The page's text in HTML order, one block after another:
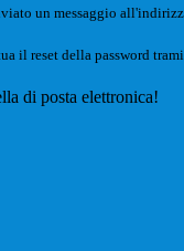
un messaggio
il reset della password
di posta elettronica!